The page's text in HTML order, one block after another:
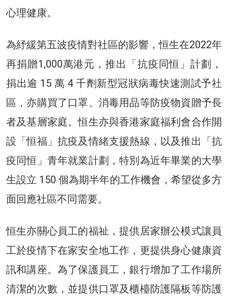
心理健康。
為紓緩第五波疫情對社區的影響，恒生在2022年
再捐贈1,000萬港元，推出「抗疫同恒」計劃，
捐出逾 15 萬 4 千劑新型冠狀病毒快速測試予社
區，亦購買了口罩、消毒用品等防疫物資贈予長
者及基層家庭。恒生亦與香港家庭福利會合作開
設「恒福」抗疫及情緒支援熱線，以及推出「抗
疫同恒」青年就業計劃，特別為近年畢業的大學
生設立 150 個為期半年的工作機會，希望從多方
面回應社區不同需要。
恒生亦關心員工的福祉，提供居家辦公模式讓員
工於疫情下在家安全地工作，更提供身心健康資
訊和講座。為了保護員工，銀行增加了工作場所
清潔的次數，並提供口罩及櫃檯防護隔板等防護